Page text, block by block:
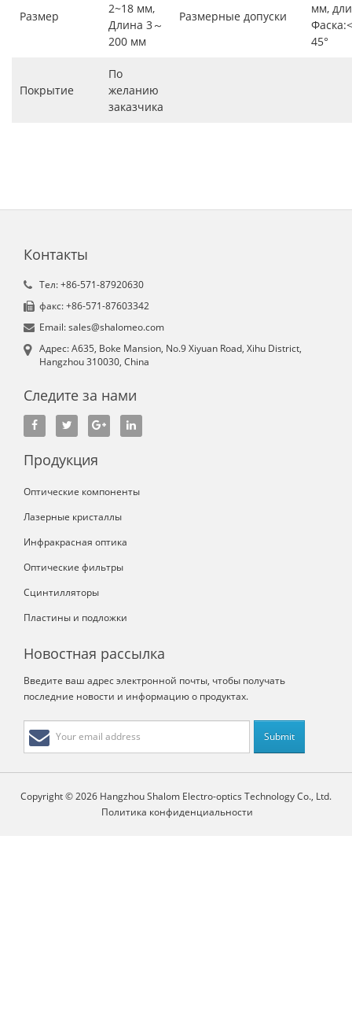
Размер
2~18 мм,
Длина 3～
200 мм
Размерные допуски
мм,
45°
Покрытие
По
желанию
заказчика
Контакты
Tел: +86-571-87920630
факс: +86-571-87603342
Email: sales@shalomeo.com
Aдрес: A635, Boke Mansion, No.9 Xiyuan Road, Xihu District,
Hangzhou 310030, China
Следите за нами
Продукция
Оптические компоненты
Лазерные кристаллы
Инфракрасная оптика
Оптические фильтры
Сцинтилляторы
Пластины и подложки
Новостная рассылка
Введите ваш адрес электронной почты, чтобы получать
последние новости и информацию о продуктах.
Copyright © 2026 Hangzhou Shalom Electro-optics Technology Co., Ltd.
Политика конфиденциальности